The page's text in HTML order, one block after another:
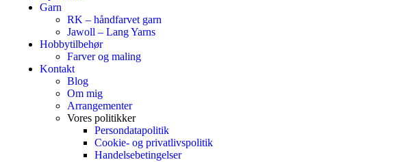
Garn
RK – håndfarvet garn
Jawoll – Lang Yarns
Hobbytilbehør
Farver og maling
Kontakt
Blog
Om mig
Arrangementer
Vores politikker
Persondatapolitik
Cookie- og privatlivspolitik
Handelsebetingelser